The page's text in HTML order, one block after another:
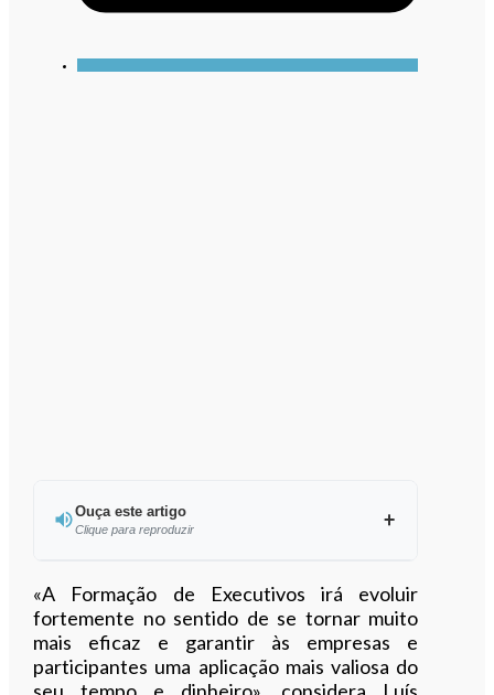
Ouça este artigo
Clique para reproduzir
Ouvir este artigo
«A Formação de Executivos irá evoluir
fortemente no sentido de se tornar muito
mais eficaz e garantir às empresas e
participantes uma aplicação mais valiosa do